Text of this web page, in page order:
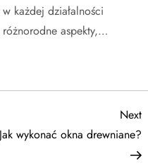
każdej działalności
aspekty,…
Next
Jak wykonać okna drewniane?